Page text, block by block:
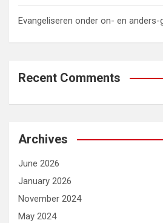
Evangeliseren onder on- en anders-
Recent Comments
Archives
June 2026
January 2026
November 2024
May 2024